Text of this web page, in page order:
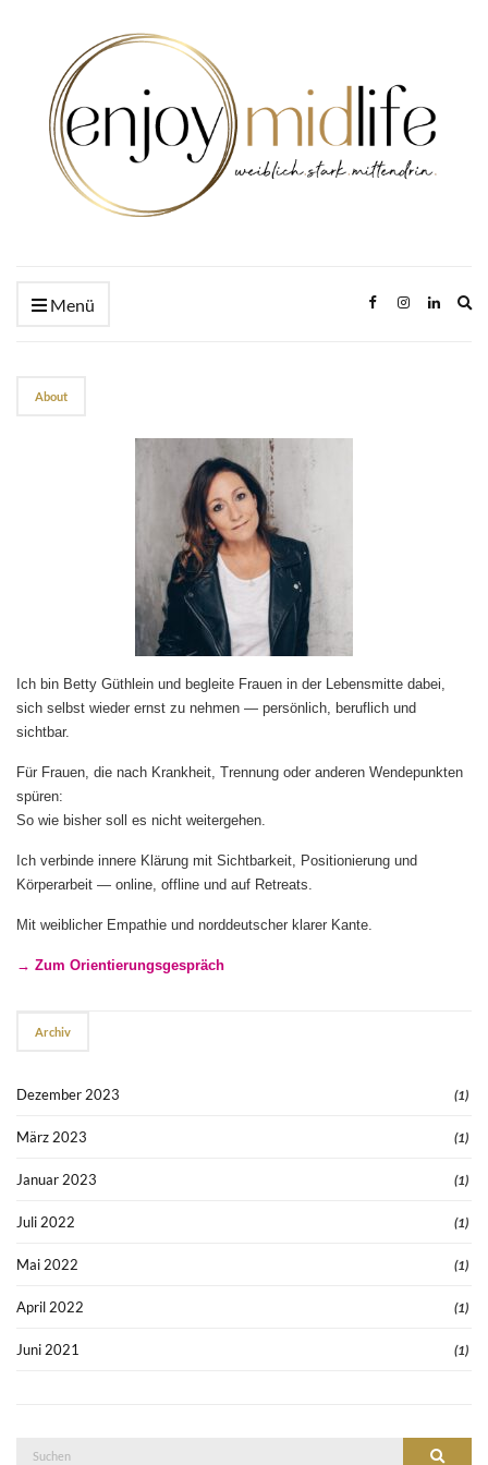
Menü
About
Ich bin Betty Güthlein und begleite Frauen in der Lebensmitte dabei,
sich selbst wieder ernst zu nehmen — persönlich, beruflich und
sichtbar.
Für Frauen, die nach Krankheit, Trennung oder anderen Wendepunkten
spüren:
So wie bisher soll es nicht weitergehen.
Ich verbinde innere Klärung mit Sichtbarkeit, Positionierung und
Körperarbeit — online, offline und auf Retreats.
Mit weiblicher Empathie und norddeutscher klarer Kante.
→ Zum Orientierungsgespräch
Archiv
Dezember 2023 (1)
März 2023 (1)
Januar 2023 (1)
Juli 2022 (1)
Mai 2022 (1)
April 2022 (1)
Juni 2021 (1)
Suchen